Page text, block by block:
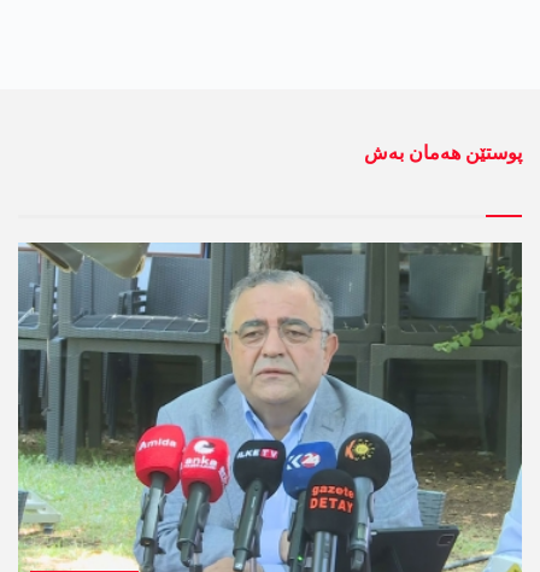
پوستێن ھەمان بەش